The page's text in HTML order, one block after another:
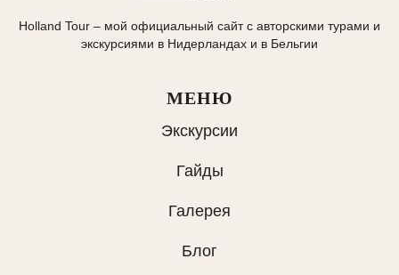
Holland Tour – мой официальный сайт с авторскими турами и
экскурсиями в Нидерландах и в Бельгии
МЕНЮ
Экскурсии
Гайды
Галерея
Блог